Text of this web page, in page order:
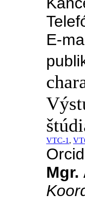
E-
VTC-1 ,
Mgr.